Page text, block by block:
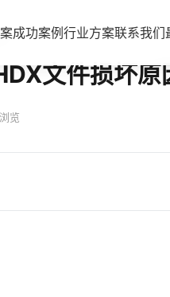
成功案例行业方案联系我们
文件损坏原
览